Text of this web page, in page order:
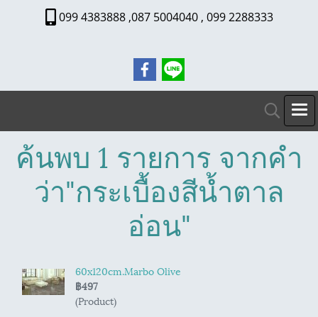
099 4383888 ,087 5004040 , 099 2288333
ค้นพบ 1 รายการ จากคำ
ว่า"กระเบื้องสีน้ำตาล
อ่อน"
60x120cm.Marbo Olive
฿497
(Product)